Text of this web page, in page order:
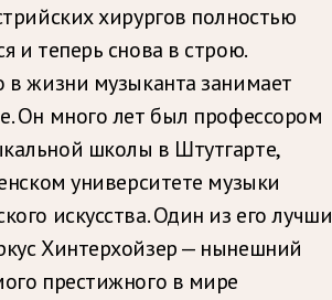
хирургов полностью
и теперь снова в строю.
в жизни музыканта занимает
Он много лет был профессором
школы в Штутгарте,
университете музыки
искусства. Один из его
Хинтерхойзер — нынешний
престижного в мире